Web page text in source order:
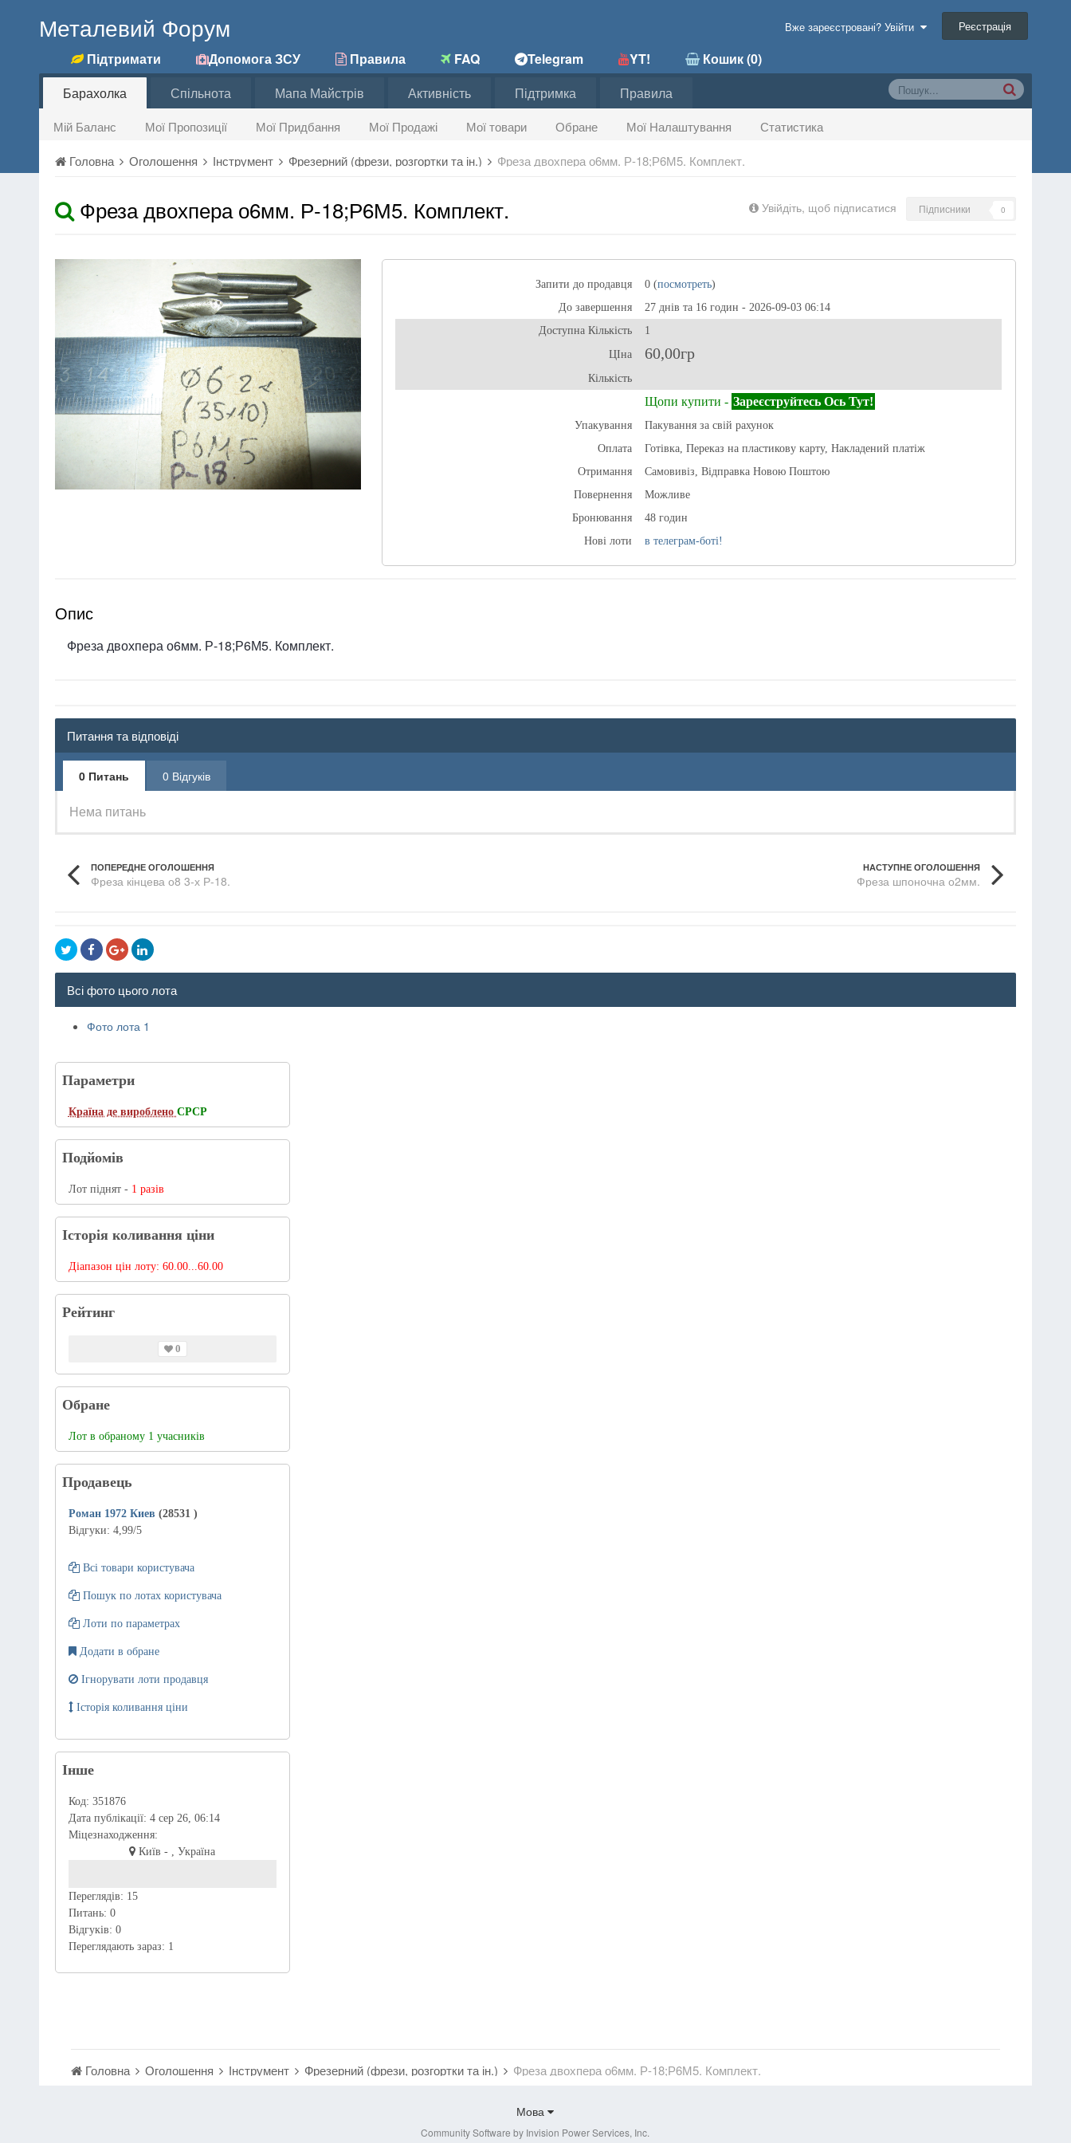
Металевий Форум
Підтримати Допомога ЗСУ Правила FAQ Telegram YT! Кошик (0)
Вже зареєстровані? Увійти Реєстрація
Барахолка
Мій Баланс Мої Пропозиції Мої Придбання Мої Продажі Мої товари Обране Мої Налаштування Статистика
Спільнота Мапа Майстрів Активність Підтримка Правила
Головна Оголошення Інструмент Фрезерний (фрези, розгортки та ін.) Фреза двохпера о6мм. Р-18;Р6М5. Комплект.
Увійдіть, щоб підписатися Підписники 0
Фреза двохпера о6мм. Р-18;Р6М5. Комплект.
Запити до продавця 0 (посмотреть)
До завершення
27 днів та 16 годин - 2026-09-03 06:14
Доступна Кількість
1
ЦІна
60,00гр
Кількість
Щопи купити - Зареєструйтесь Ось Тут!
Упакування
Пакування за свій рахунок
Оплата
Готівка, Переказ на пластикову карту, Накладений платіж
Отримання
Самовивіз, Відправка Новою Поштою
Повернення
Можливе
Бронювання
48 годин
Нові лоти
в телеграм-боті!
Опис
Фреза двохпера о6мм. Р-18;Р6М5. Комплект.
Питання та відповіді
0 Питань 0 Відгуків
Нема питань
ПОПЕРЕДНЕ ОГОЛОШЕННЯ
Фреза кінцева о8 3-х Р-18.
НАСТУПНЕ ОГОЛОШЕННЯ
Фреза шпоночна о2мм.
Всі фото цього лота
Фото лота 1
Параметри
Країна де вироблено СРСР
Подйомів
Лот піднят - 1 разів
Історія коливання ціни
Діапазон цін лоту: 60.00...60.00
Рейтинг
0
Обране
Лот в обраному 1 учасників
Продавець
Роман 1972 Киев (28531 )
Відгуки: 4,99/5
Всі товари користувача
Пошук по лотах користувача
Лоти по параметрах
Додати в обране
Ігнорувати лоти продавця
Історія коливання ціни
Інше
Код: 351876
Дата публікації: 4 сер 26, 06:14
Міцезнаходження:
Київ - , Україна
Переглядів: 15
Питань: 0
Відгуків: 0
Переглядають зараз: 1
Головна Оголошення Інструмент Фрезерний (фрези, розгортки та ін.) Фреза двохпера о6мм. Р-18;Р6М5. Комплект.
Мова
Community Software by Invision Power Services, Inc.